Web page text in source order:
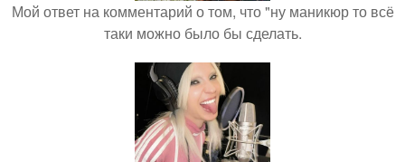
Мой ответ на комментарий о том, что "ну маникюр то всё
таки можно было бы сделать.